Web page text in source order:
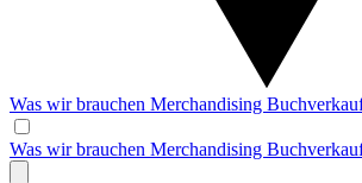
Was wir brauchen Merchandising
Was wir brauchen Merchandising